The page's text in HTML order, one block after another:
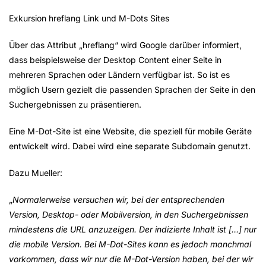
Exkursion hreflang Link und M-Dots Sites
Über das Attribut „hreflang“ wird Google darüber informiert,
dass beispielsweise der Desktop Content einer Seite in
mehreren Sprachen oder Ländern verfügbar ist. So ist es
möglich Usern gezielt die passenden Sprachen der Seite in den
Suchergebnissen zu präsentieren.
Eine M-Dot-Site ist eine Website, die speziell für mobile Geräte
entwickelt wird. Dabei wird eine separate Subdomain genutzt.
Dazu Mueller:
„Normalerweise versuchen wir, bei der entsprechenden
Version, Desktop- oder Mobilversion, in den Suchergebnissen
mindestens die URL anzuzeigen. Der indizierte Inhalt ist […] nur
die mobile Version. Bei M-Dot-Sites kann es jedoch manchmal
vorkommen, dass wir nur die M-Dot-Version haben, bei der wir